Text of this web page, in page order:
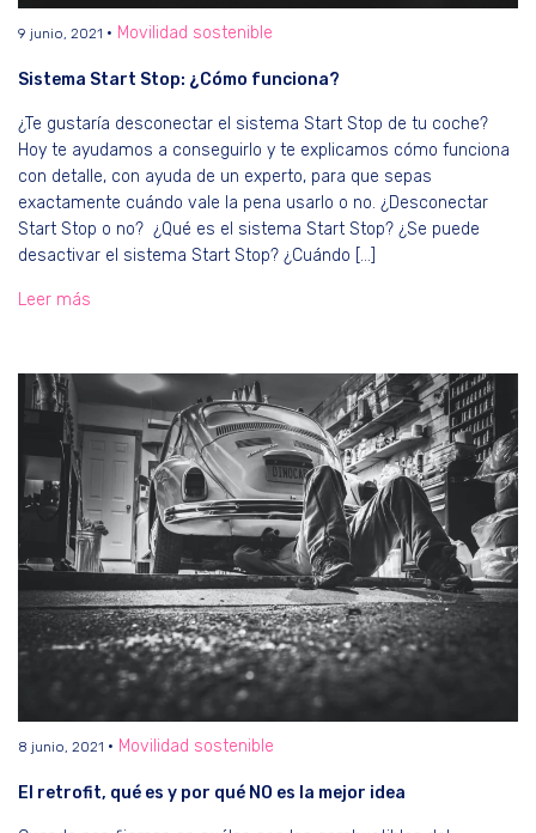
9 junio, 2021 Movilidad sostenible
Sistema Start Stop: ¿Cómo funciona?
¿Te gustaría desconectar el sistema Start Stop de tu coche?
Hoy te ayudamos a conseguirlo y te explicamos cómo funciona
con detalle, con ayuda de un experto, para que sepas
exactamente cuándo vale la pena usarlo o no. ¿Desconectar
Start Stop o no? ¿Qué es el sistema Start Stop? ¿Se puede
desactivar el sistema Start Stop? ¿Cuándo […]
Leer más
8 junio, 2021 Movilidad sostenible
El retrofit, qué es y por qué NO es la mejor idea